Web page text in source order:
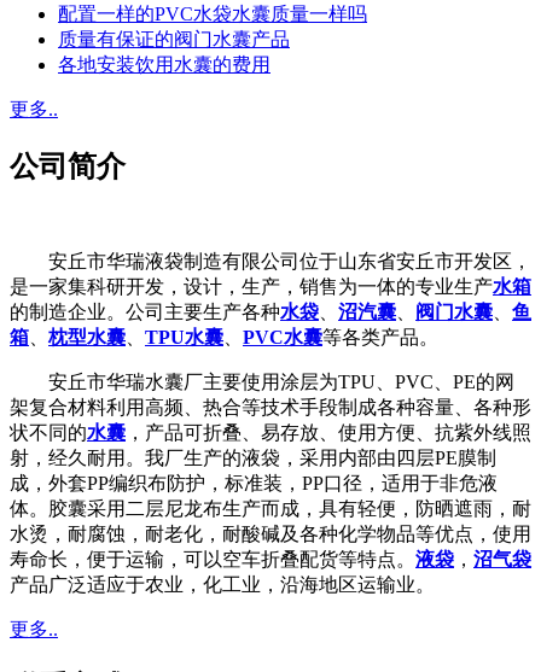
配置一样的PVC水袋水囊质量一样吗
质量有保证的阀门水囊产品
各地安装饮用水囊的费用
更多..
公司简介
安丘市华瑞液袋制造有限公司位于山东省安丘市开发区，
是一家集科研开发，设计，生产，销售为一体的专业生产水箱
的制造企业。公司主要生产各种水袋、 沼汽囊、 阀门水囊、 鱼
箱、 枕型水囊、 TPU水囊、 PVC水囊等各类产品。
安丘市华瑞水囊厂主要使用涂层为TPU、PVC、PE的网
架复合材料利用高频、热合等技术手段制成各种容量、各种形
状不同的水囊 ，产品可折叠、易存放、使用方便、抗紫外线照
射，经久耐用。我厂生产的液袋，采用内部由四层PE膜制
成，外套PP编织布防护，标准装，PP口径，适用于非危液
体。胶囊采用二层尼龙布生产而成，具有轻便，防晒遮雨，耐
水烫，耐腐蚀，耐老化，耐酸碱及各种化学物品等优点，使用
寿命长，便于运输，可以空车折叠配货等特点。 液袋 ， 沼气袋
产品广泛适应于农业，化工业，沿海地区运输业。
更多..